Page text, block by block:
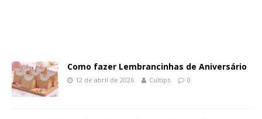
Como fazer Lembrancinhas de Aniversário
12 de abril de 2026 Cultips 0